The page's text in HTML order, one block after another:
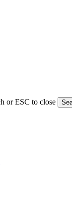
or ESC to close